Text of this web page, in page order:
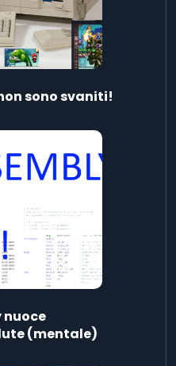
sono svaniti!
nuoce
(mentale)